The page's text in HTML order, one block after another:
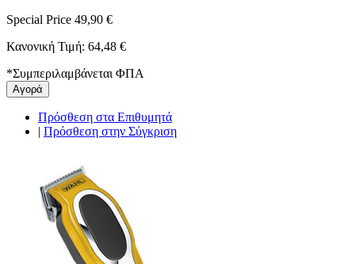
Special Price 49,90 €
Κανονική Τιμή: 64,48 €
*Συμπεριλαμβάνεται ΦΠΑ
Αγορά
Πρόσθεση στα Επιθυμητά
| Πρόσθεση στην Σύγκριση